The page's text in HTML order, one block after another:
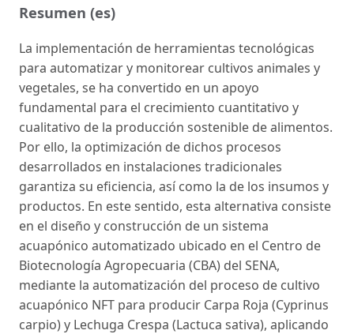
Resumen (es)
La implementación de herramientas tecnológicas
para automatizar y monitorear cultivos animales y
vegetales, se ha convertido en un apoyo
fundamental para el crecimiento cuantitativo y
cualitativo de la producción sostenible de alimentos.
Por ello, la optimización de dichos procesos
desarrollados en instalaciones tradicionales
garantiza su eficiencia, así como la de los insumos y
productos. En este sentido, esta alternativa consiste
en el diseño y construcción de un sistema
acuapónico automatizado ubicado en el Centro de
Biotecnología Agropecuaria (CBA) del SENA,
mediante la automatización del proceso de cultivo
acuapónico NFT para producir Carpa Roja (Cyprinus
carpio) y Lechuga Crespa (Lactuca sativa), aplicando